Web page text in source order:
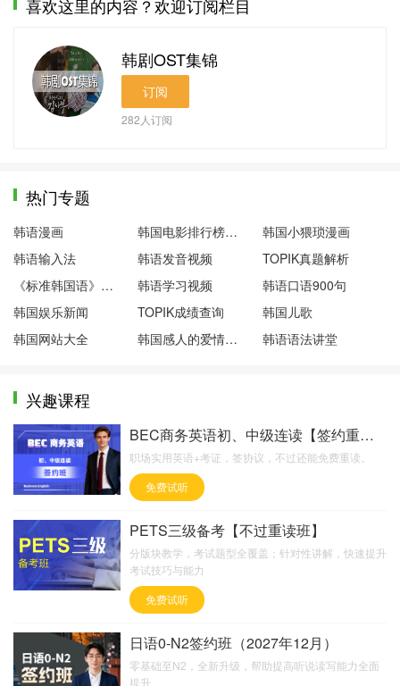
喜欢这里的内容？欢迎订阅栏目
韩剧OST集锦
订阅
282 人订阅
热门专题
韩语漫画 韩国电影排行榜前十名
韩国小猥琐漫画
韩语输入法
韩语发音视频
TOPIK真题解析
《标准韩国语》第一册
韩语学习视频
韩语口语900句
韩国娱乐新闻
TOPIK成绩查询
韩国儿歌
韩国网站大全
韩国感人的爱情电影 韩语语法讲堂
兴趣课程
BEC商务英语初、中级连读【签约重读班】
职场实用英语+考证，签协议，不过还能免费重读。
免费试听
PETS三级备考【不过重读班】
分版块教学，考试题型全覆盖；针对性讲解，快速提升
考试技巧与能力
免费试听
日语0-N2签约班（2027年12月）
零基础至N2，全新升级，帮助提高听说读写能力全面
提升。